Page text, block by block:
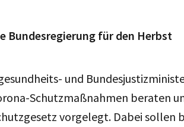
Bundesregierung für den Herbst
und
Schutzmaßnahmen beraten
vorgelegt. Dabei sollen